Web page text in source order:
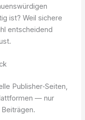
ist? Weil sichere
entscheidend
Publisher‑Seiten,
— nur